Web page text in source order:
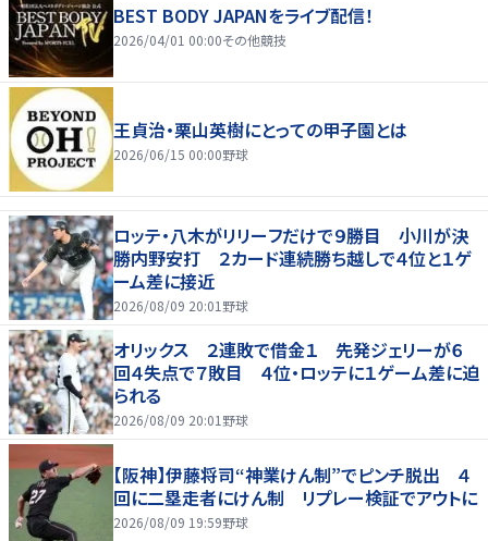
BEST BODY JAPANをライブ配信！
2026/04/01 00:00その他競技
王貞治・栗山英樹にとっての甲子園とは
2026/06/15 00:00野球
ロッテ・八木がリリーフだけで９勝目 小川が決
勝内野安打 ２カード連続勝ち越しで４位と１ゲ
ーム差に接近
2026/08/09 20:01 野球
オリックス ２連敗で借金１ 先発ジェリーが６
回４失点で７敗目 ４位・ロッテに１ゲーム差に迫
られる
2026/08/09 20:01 野球
【阪神】伊藤将司“神業けん制”でピンチ脱出 ４
回に二塁走者にけん制 リプレー検証でアウトに
2026/08/09 19:59野球